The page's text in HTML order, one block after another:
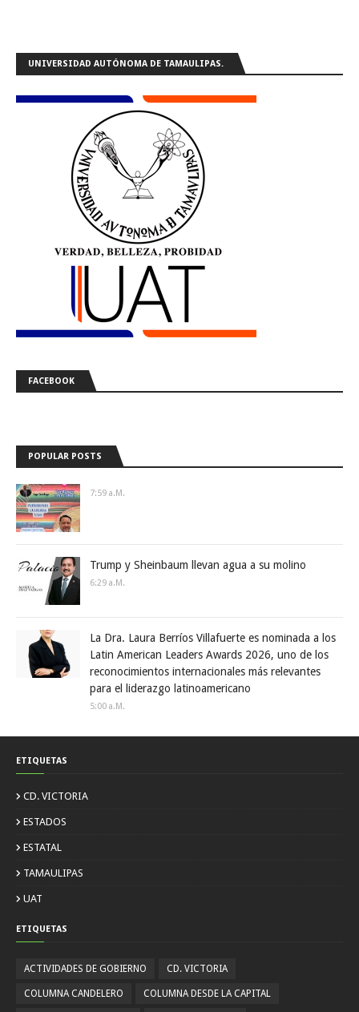
UNIVERSIDAD AUTÓNOMA DE TAMAULIPAS.
FACEBOOK
POPULAR POSTS
7:59 A.m.
Trump y Sheinbaum llevan agua a su molino
6:29 A.m.
La Dra. Laura Berríos Villafuerte es nominada a los
Latin American Leaders Awards 2026, uno de los
reconocimientos internacionales más relevantes
para el liderazgo latinoamericano
5:00 A.m.
ETIQUETAS
CD. VICTORIA
ESTADOS
ESTATAL
TAMAULIPAS
UAT
ETIQUETAS
ACTIVIDADES DE GOBIERNO CD. VICTORIA
COLUMNA CANDELERO COLUMNA DESDE LA CAPITAL